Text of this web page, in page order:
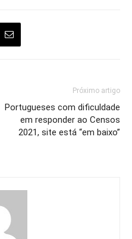
Próximo artigo
Portugueses com dificuldade
em responder ao Censos
2021, site está “em baixo”